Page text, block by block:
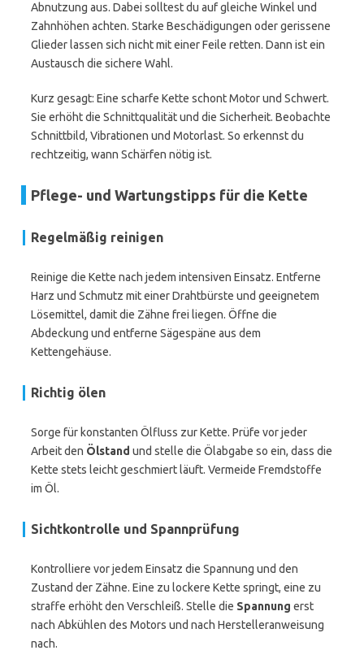
Abnutzung aus. Dabei solltest du auf gleiche Winkel und
Zahnhöhen achten. Starke Beschädigungen oder gerissene
Glieder lassen sich nicht mit einer Feile retten. Dann ist ein
Austausch die sichere Wahl.
Kurz gesagt: Eine scharfe Kette schont Motor und Schwert.
Sie erhöht die Schnittqualität und die Sicherheit. Beobachte
Schnittbild, Vibrationen und Motorlast. So erkennst du
rechtzeitig, wann Schärfen nötig ist.
Pflege- und Wartungstipps für die Kette
Regelmäßig reinigen
Reinige die Kette nach jedem intensiven Einsatz. Entferne
Harz und Schmutz mit einer Drahtbürste und geeignetem
Lösemittel, damit die Zähne frei liegen. Öffne die
Abdeckung und entferne Sägespäne aus dem
Kettengehäuse.
Richtig ölen
Sorge für konstanten Ölfluss zur Kette. Prüfe vor jeder
Arbeit den Ölstand und stelle die Ölabgabe so ein, dass die
Kette stets leicht geschmiert läuft. Vermeide Fremdstoffe
im Öl.
Sichtkontrolle und Spannprüfung
Kontrolliere vor jedem Einsatz die Spannung und den
Zustand der Zähne. Eine zu lockere Kette springt, eine zu
straffe erhöht den Verschleiß. Stelle die Spannung erst
nach Abkühlen des Motors und nach Herstelleranweisung
nach.